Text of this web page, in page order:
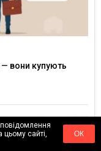
— вони купують
цьому сайті,
ОК